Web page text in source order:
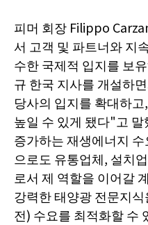
피머 회장 Filippo
서 고객 및 파트너와 지
수한 국제적 입지를 보
규 한국 지사를 개설하
당사의 입지를 확대하
높일 수 있게 됐다"고
증가하는 재생에너지
으로도 유통업체, 설치
로서 제 역할을 이어갈
강력한 태양광 전문지
전) 수요를 최적화할 수